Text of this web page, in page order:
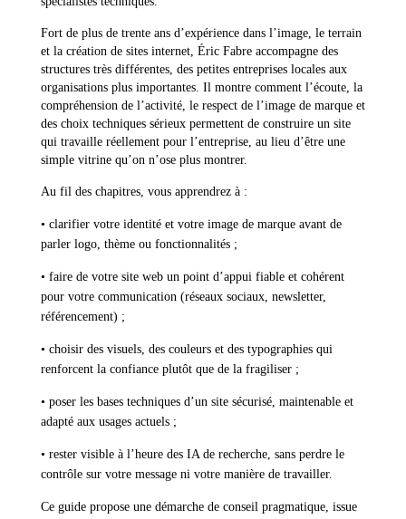
Fort de plus de trente ans d’expérience dans l’image, le terrain
et la création de sites internet, Éric Fabre accompagne des
structures très différentes, des petites entreprises locales aux
organisations plus importantes. Il montre comment l’écoute, la
compréhension de l’activité, le respect de l’image de marque et
des choix techniques sérieux permettent de construire un site
qui travaille réellement pour l’entreprise, au lieu d’être une
simple vitrine qu’on n’ose plus montrer.
Au fil des chapitres, vous apprendrez à :
• clarifier votre identité et votre image de marque avant de
parler logo, thème ou fonctionnalités ;
• faire de votre site web un point d’appui fiable et cohérent
pour votre communication (réseaux sociaux, newsletter,
référencement) ;
• choisir des visuels, des couleurs et des typographies qui
renforcent la confiance plutôt que de la fragiliser ;
• poser les bases techniques d’un site sécurisé, maintenable et
adapté aux usages actuels ;
• rester visible à l’heure des IA de recherche, sans perdre le
contrôle sur votre message ni votre manière de travailler.
Ce guide propose une démarche de conseil pragmatique, issue